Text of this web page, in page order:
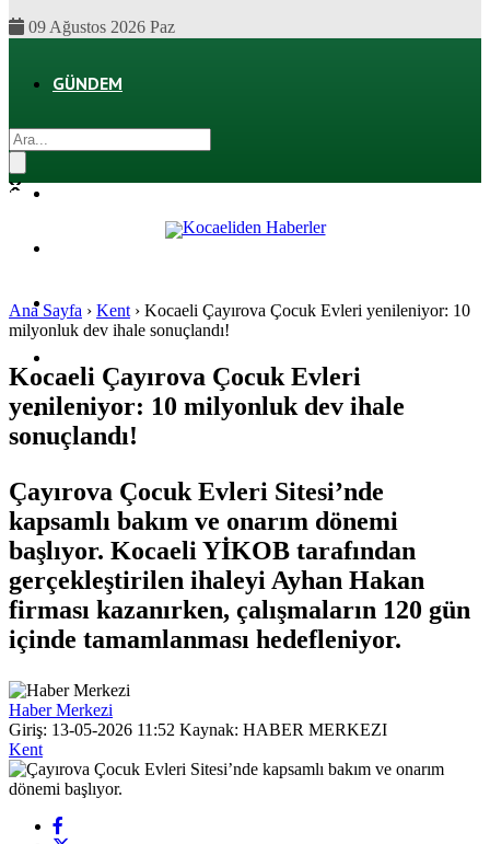
09 Ağustos 2026 Paz
GÜNDEM
SPOR
SAĞLIK
Ana Sayfa › Kent › Kocaeli Çayırova Çocuk Evleri yenileniyor: 10
milyonluk dev ihale sonuçlandı!
Kocaeli Çayırova Çocuk Evleri
yenileniyor: 10 milyonluk dev ihale
sonuçlandı!
Çayırova Çocuk Evleri Sitesi’nde
kapsamlı bakım ve onarım dönemi
başlıyor. Kocaeli YİKOB tarafından
gerçekleştirilen ihaleyi Ayhan Hakan
firması kazanırken, çalışmaların 120 gün
içinde tamamlanması hedefleniyor.
Haber Merkezi
Giriş: 13-05-2026 11:52 Kaynak: HABER MERKEZI
Kent